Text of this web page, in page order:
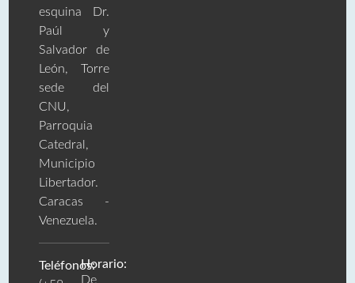
esquina Dr.
Paúl y
Salvador de
León, Torre
sede del
CNU,
Parroquia
Catedral,
Municipio
Libertador.
Caracas -
Venezuela.
Teléfonos:Horario:
De